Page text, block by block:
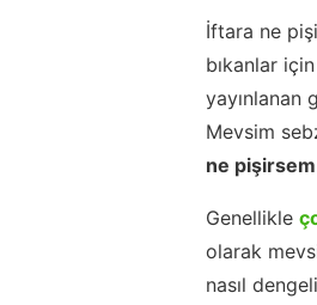
İftara ne
bıkanlar
yayınlanan
Mevsim
ne pişirsem
Genellikle
olarak
nasıl